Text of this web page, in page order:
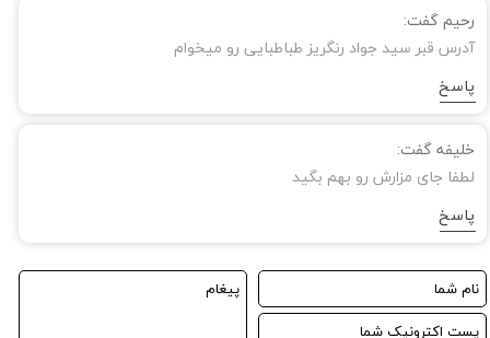
رحیم گفت:
آدرس قبر سید جواد رنگریز طباطبایی رو میخوام
پاسخ
خلیفه گفت:
لطفا جای مزارش رو بهم بگید
پاسخ